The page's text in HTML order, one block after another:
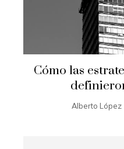
Cómo las
Alberto López